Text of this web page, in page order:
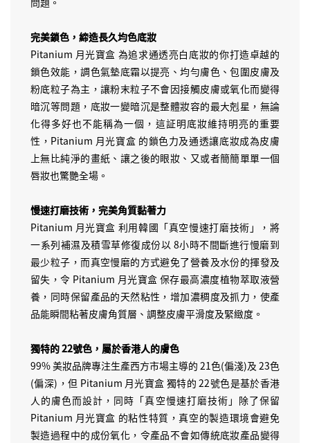
完美鎖色，締造長久均色底妝
Pitanium 月光寶盒 為追求通透亮白底妝的你打造卓越的
鎖色效能，調色氣墊底霜以提亮、均勻膚色、包圍皮膚及
粉底粒子為主，讓粉末粒子不會因接觸皮膚或氧化而變得
暗沉等問題，底妝一變暗沉是整體妝容的最大剋星，無論
化得多好也不能稱為一個，這証明底妝維持明亮的重要
性，Pitanium 月光寶盒 的鎖色力及通透讓底妝成為皮膚
上無比純淨的畫紙、讓之後的眼妝、又或者簡簡單單一個
唇妝也驚艷全場。
慢速打磨技術，完美角質黏著力
Pitanium 月光寶盒 利用韓國「真空慢速打磨技術」，將
一系列補濕及積雪草修復成份以 8小時不間斷進行慢磨到
最少粒子，而真空慢磨的方式避免了營養及水份的揮發及
留失，令 Pitanium 月光寶盒 保存最高濃度植物萃取液營
養，同時保留產品的天然粘性，增加濃稠度及抓力，使產
品能瞬間粘著皮膚角質層、調整皮膚平滑度及緊緻度。
獨特的 22號色，屬於香港人的膚色
99% 美妝品牌專注生產西方市場主導的 21色(偏淺)及 23色
(偏深)，但 Pitanium 月光寶盒 獨特的 22號色是基於香港
人的膚色而設計，同時「真空慢速打磨技術」除了保留
Pitanium 月光寶盒 的粘性特質，真空的製造環境會避免
製造過程中的成份氧化，令產品不會如傳統底妝產品變得